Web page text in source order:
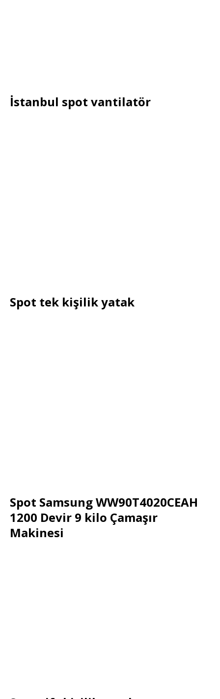
İstanbul spot vantilatör
Spot tek kişilik yatak
Spot Samsung WW90T4020CEAH
1200 Devir 9 kilo Çamaşır
Makinesi